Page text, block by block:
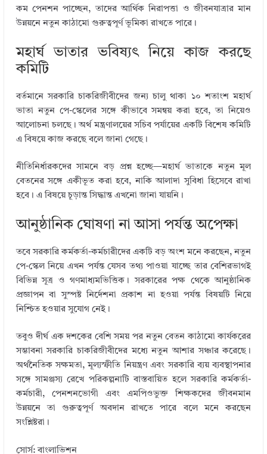
কম পেনশন পাচ্ছেন, তাদের আর্থিক নিরাপত্তা ও জীবনযাত্রার মান
উন্নয়নে নতুন কাঠামো গুরুত্বপূর্ণ ভূমিকা রাখতে পারে।
মহার্ঘ ভাতার ভবিষ্যৎ নিয়ে কাজ করছে
কমিটি
বর্তমানে সরকারি চাকরিজীবীদের জন্য চালু থাকা ১০ শতাংশ মহার্ঘ
ভাতা নতুন পে-স্কেলের সঙ্গে কীভাবে সমন্বয় করা হবে, তা নিয়েও
আলোচনা চলছে। অর্থ মন্ত্রণালয়ের সচিব পর্যায়ের একটি বিশেষ কমিটি
এ বিষয়ে কাজ করছে বলে জানা গেছে।
নীতিনির্ধারকদের সামনে বড় প্রশ্ন হচ্ছে—মহার্ঘ ভাতাকে নতুন মূল
বেতনের সঙ্গে একীভূত করা হবে, নাকি আলাদা সুবিধা হিসেবে রাখা
হবে। এ বিষয়ে চূড়ান্ত সিদ্ধান্ত এখনো জানা যায়নি।
আনুষ্ঠানিক ঘোষণা না আসা পর্যন্ত অপেক্ষা
তবে সরকারি কর্মকর্তা-কর্মচারীদের একটি বড় অংশ মনে করছেন, নতুন
পে-স্কেল নিয়ে এখন পর্যন্ত যেসব তথ্য পাওয়া যাচ্ছে তার বেশিরভাগই
বিভিন্ন সূত্র ও গণমাধ্যমভিত্তিক। সরকারের পক্ষ থেকে আনুষ্ঠানিক
প্রজ্ঞাপন বা সুস্পষ্ট নির্দেশনা প্রকাশ না হওয়া পর্যন্ত বিষয়টি নিয়ে
নিশ্চিত হওয়ার সুযোগ নেই।
তবুও দীর্ঘ এক দশকের বেশি সময় পর নতুন বেতন কাঠামো কার্যকরের
সম্ভাবনা সরকারি চাকরিজীবীদের মধ্যে নতুন আশার সঞ্চার করেছে।
অর্থনৈতিক সক্ষমতা, মূল্যস্ফীতি নিয়ন্ত্রণ এবং সরকারি ব্যয় ব্যবস্থাপনার
সঙ্গে সামঞ্জস্য রেখে পরিকল্পনাটি বাস্তবায়িত হলে সরকারি কর্মকর্তা-
কর্মচারী, পেনশনভোগী এবং এমপিওভুক্ত শিক্ষকদের জীবনমান
উন্নয়নে তা গুরুত্বপূর্ণ অবদান রাখতে পারে বলে মনে করছেন
সংশ্লিষ্টরা।
সোর্স: বাংলাভিশন
← Previous